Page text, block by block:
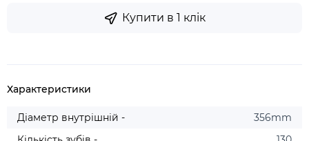
Купити в 1 клік
Характеристики
Діаметр внутрішній -
356mm